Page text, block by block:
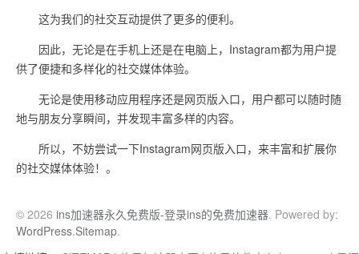
这为我们的社交互动提供了更多的便利。
因此，无论是在手机上还是在电脑上，Instagram都为用户提
供了便捷和多样化的社交媒体体验。
无论是使用移动应用程序还是网页版入口，用户都可以随时随
地与朋友分享瞬间，并发现丰富多样的内容。
所以，不妨尝试一下Instagram网页版入口，来丰富和扩展你
的社交媒体体验！。
© 2026 ins加速器永久免费版-登录ins的免费加速器. Powered by:
WordPress.Sitemap.